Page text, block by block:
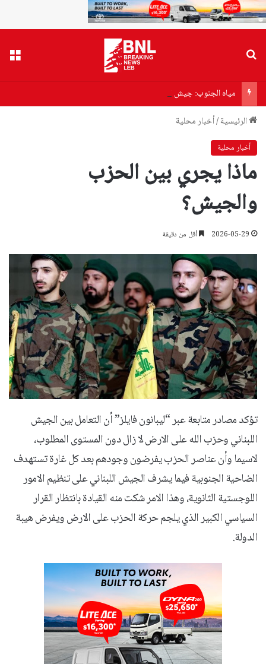
مياه الجنوب: جيش العدو يستهدف فرق المؤسسة أثناء عملهم!
الرئيسية/أخبار محلية
أخبار محلية
ماذا يجري بين الحزب
والجيش؟
2026-05-29 أقل من دقيقة
تؤكد مصادر متابعة عبر “ليبانون فايلز” أن التعامل بين الجيش
اللبناني وحزب الله على الارض لا زال دون المستوى المطلوب،
لاسيما وأن عناصر الحزب يفرضون وجودهم بعد كل غارة تستهدف
الضاحية الجنوبية فيما يشرف الجيش اللبناني على تنظيم الامور
اللوجستية الثانوية، وهذا الامر شكت منه القيادة بانتظار القرار
السياسي الكبير الذي يلجم حركة الحزب على الارض ويفرض هيبة
الدولة.